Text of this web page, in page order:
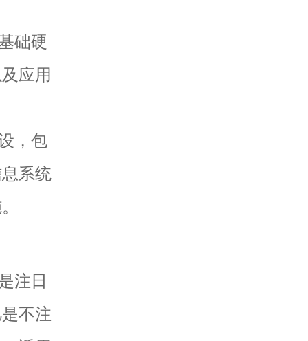
础硬
应用
，包
系统
注日
不注